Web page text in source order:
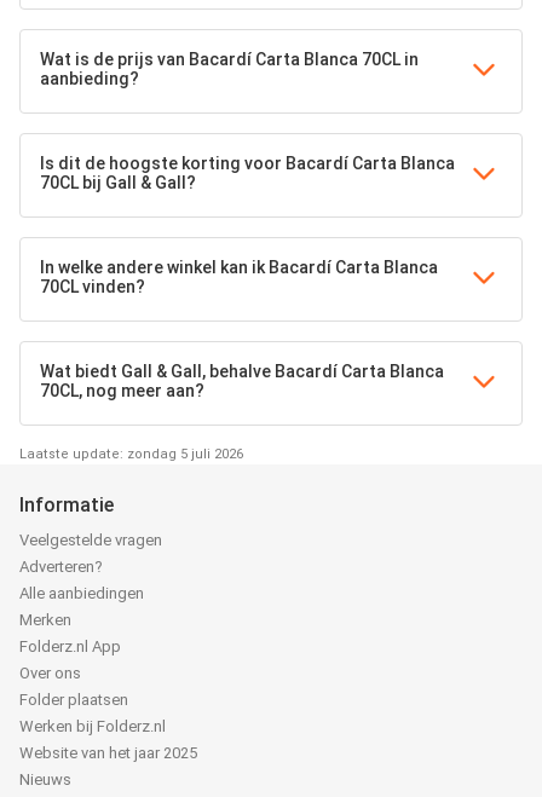
Wat is de prijs van Bacardí Carta Blanca 70CL in
aanbieding?
Is dit de hoogste korting voor Bacardí Carta Blanca
70CL bij Gall & Gall?
In welke andere winkel kan ik Bacardí Carta Blanca
70CL vinden?
Wat biedt Gall & Gall, behalve Bacardí Carta Blanca
70CL, nog meer aan?
Laatste update: zondag 5 juli 2026
Informatie
Veelgestelde vragen
Adverteren?
Alle aanbiedingen
Merken
Folderz.nl App
Over ons
Folder plaatsen
Werken bij Folderz.nl
Website van het jaar 2025
Nieuws